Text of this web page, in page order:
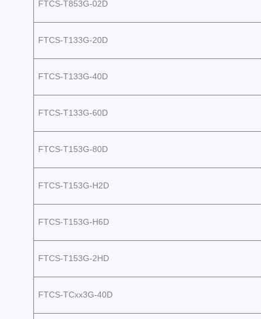
FTCS-T853G-02D
FTCS-T133G-20D
FTCS-T133G-40D
FTCS-T133G-60D
FTCS-T153G-80D
FTCS-T153G-H2D
FTCS-T153G-H6D
FTCS-T153G-2HD
FTCS-TCxx3G-40D